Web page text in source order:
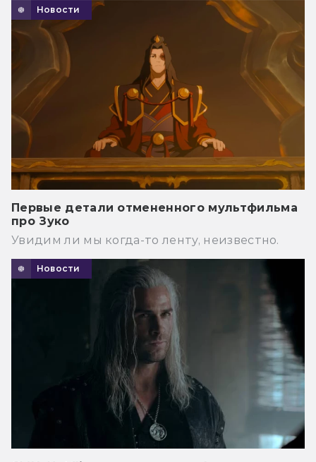
Новости
Первые детали отмененного мультфильма
про Зуко
Увидим ли мы когда-то ленту, неизвестно.
Новости